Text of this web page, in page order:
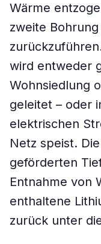
Wärme
zweite
wird entweder
Wohnsiedlung
geleitet – oder
elektrischen
Netz speist.
geförderten
Entnahme von
enthaltene
zurück unter